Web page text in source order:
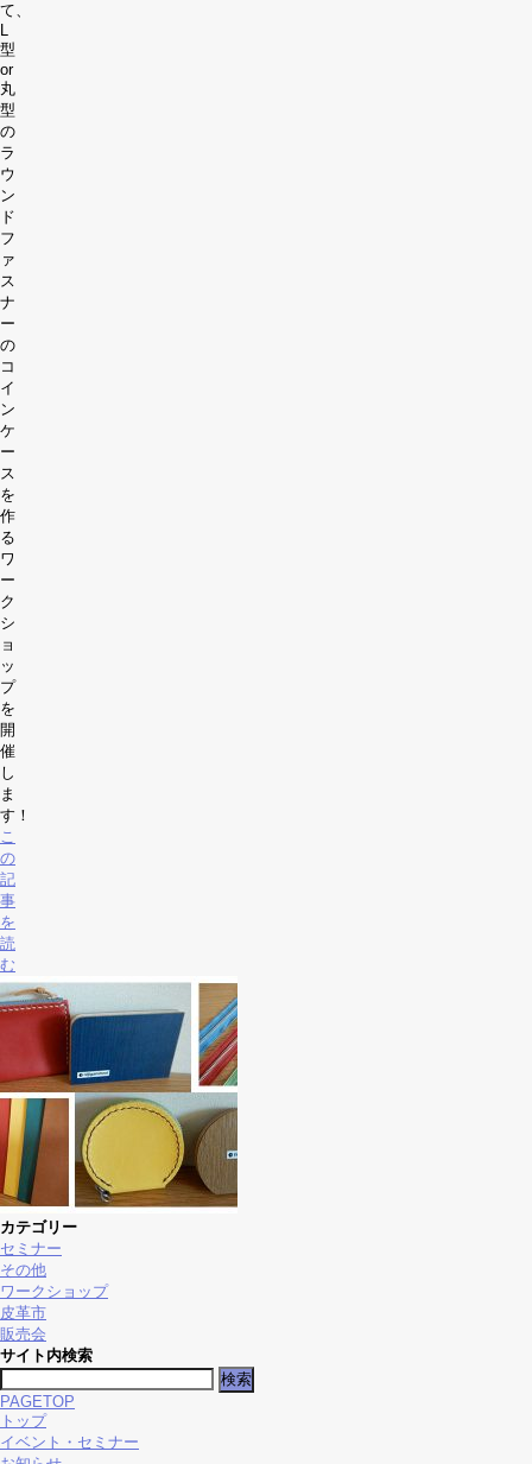
て、
L
型
or
丸
型
の
ラ
ウ
ン
ド
フ
ァ
ス
ナ
ー
の
コ
イ
ン
ケ
ー
ス
を
作
る
ワ
ー
ク
シ
ョ
ッ
プ
を
開
催
し
ま
す！
こ
の
記
事
を
読
む
カテゴリー
セミナー
その他
ワークショップ
皮革市
販売会
サイト内検索
検
索:
PAGETOP
トップ
イベント・セミナー